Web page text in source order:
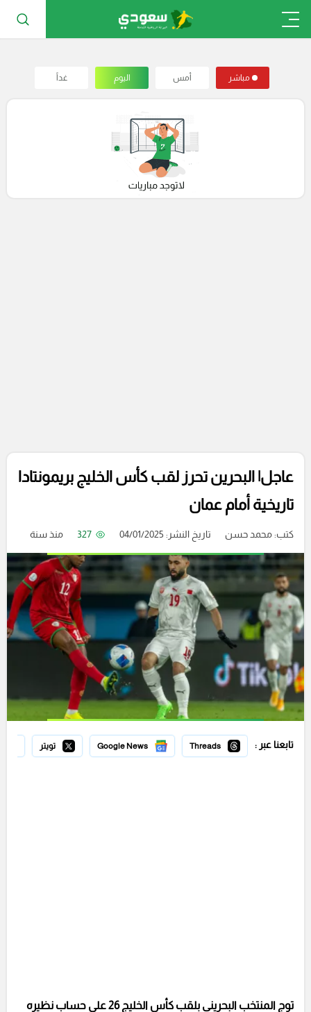
مباشر أمس اليوم غداً
عاجل| البحرين تحرز لقب كأس الخليج بريمونتادا
تاريخية أمام عمان
كتب:محمد حسن تاريخ النشر: 04/01/2025 327 منذ سنة
تابعنا عبر : Threads
Google News تويتر
توج المنتخب البحريني بلقب كأس الخليج 26 على حساب نظيره